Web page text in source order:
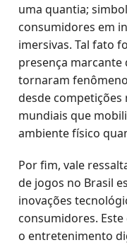
uma quantia;
consumidores em
imersivas. Tal fato
presença marcante
tornaram
desde
mundiais que
ambiente físico
Por fim, vale
de jogos no Brasil
inovações
consumidores.
o entretenimento